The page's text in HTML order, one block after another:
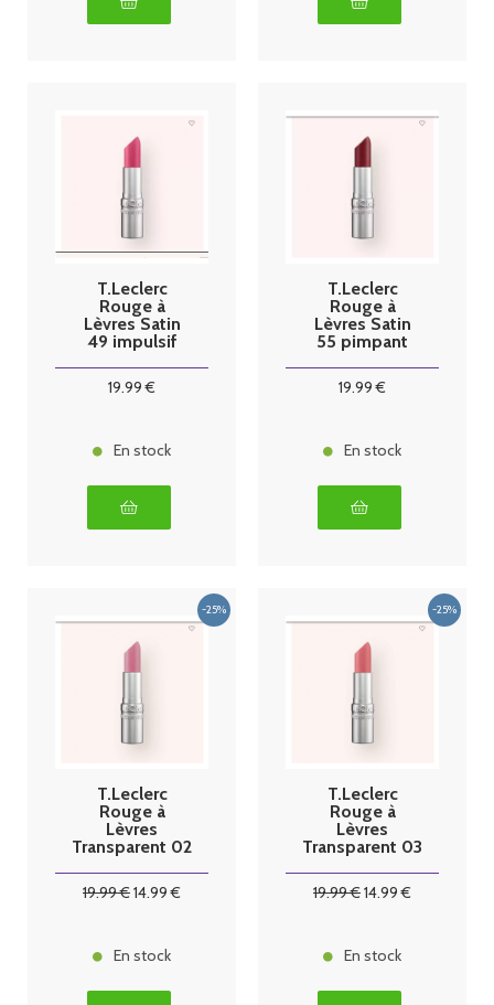
T.Leclerc
Rouge à
Lèvres Satin
49 impulsif
19.99 €
En stock
T.Leclerc
Rouge à
Lèvres Satin
55 pimpant
19.99 €
En stock
T.Leclerc
Rouge à
Lèvres
Transparent 02
19.99€14.99 €
En stock
T.Leclerc
Rouge à
Lèvres
Transparent 03
19.99€14.99 €
En stock